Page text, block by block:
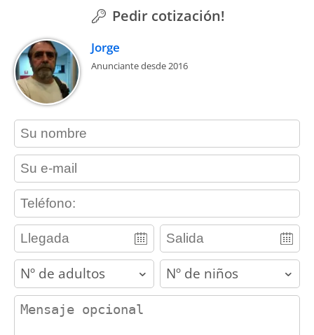
Pedir cotización!
Jorge
Anunciante desde 2016
contact_name
contact_email
contact_phone
adults children
contact_message